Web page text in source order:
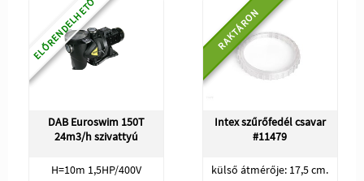
ELŐRENDELHETŐ
DAB Euroswim 150T
24m3/h szivattyú
H=10m 1,5HP/400V
RAKTÁRON
Intex szűrőfedél csavar
#11479
külső átmérője: 17,5 cm.